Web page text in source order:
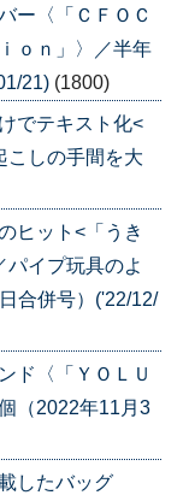
ー〈「ＣＦＯＣ
ｏｎ」〉／半年
21) (1800)
でテキスト化<
こしの手間を大
ヒット<「うき
パイプ玩具のよ
合併号）('22/12/
ド〈「ＹＯＬＵ
（2022年11月3
したバッグ